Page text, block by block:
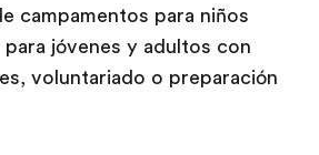
campamentos para niños
para jóvenes y adultos con
voluntariado o preparación